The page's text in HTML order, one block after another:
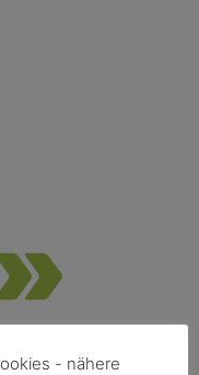
- nähere